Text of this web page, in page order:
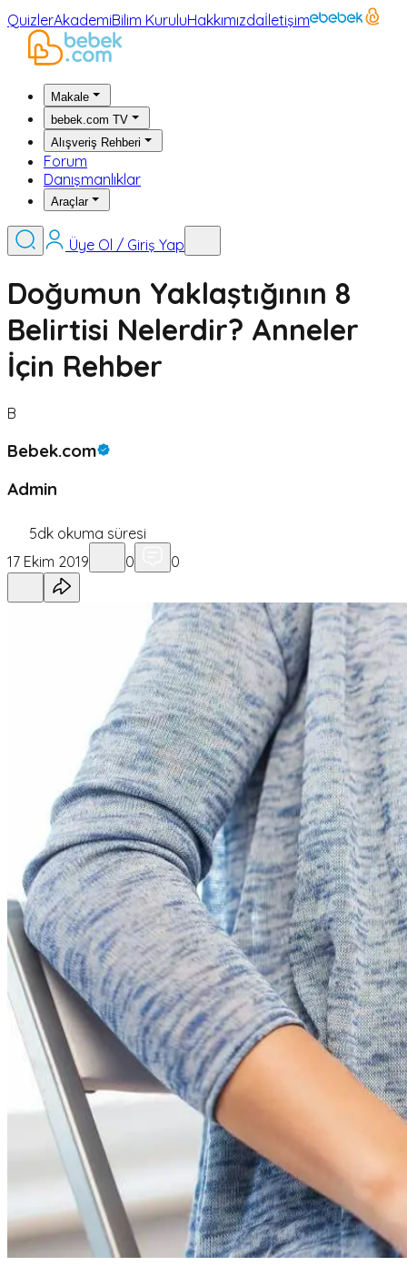
QuizlerAkademiBilim KuruluHakkımızdaİletişim
Makale
bebek.com TV
Alışveriş Rehberi
Forum
Danışmanlıklar
Araçlar
Üye Ol / Giriş Yap
Doğumun Yaklaştığının 8
Belirtisi Nelerdir? Anneler
İçin Rehber
B
Bebek.com
Admin
5dk okuma süresi
17 Ekim 2019
0 0